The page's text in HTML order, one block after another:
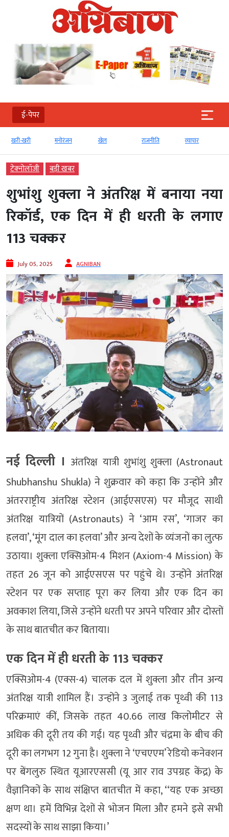
ई-पेपर
खरी-खरी मनोरंजन खेल राजनीति व्‍यापार
टेक्‍नोलॉजी बड़ी खबर
शुभांशु शुक्ला ने अंतरिक्ष में बनाया नया
रिकॉर्ड, एक दिन में ही धरती के लगाए
113 चक्कर
July 05, 2025 AGNIBAN
नई दिल्‍ली । अंतरिक्ष यात्री शुभांशु शुक्ला (Astronaut
Shubhanshu Shukla) ने शुक्रवार को कहा कि उन्होंने और
अंतरराष्ट्रीय अंतरिक्ष स्टेशन (आईएसएस) पर मौजूद साथी
अंतरिक्ष यात्रियों (Astronauts) ने ‘आम रस’, ‘गाजर का
हलवा’, ‘मूंग दाल का हलवा’ और अन्य देशों के व्यंजनों का लुत्फ
उठाया। शुक्ला एक्सिओम-4 मिशन (Axiom-4 Mission) के
तहत 26 जून को आईएसएस पर पहुंचे थे। उन्होंने अंतरिक्ष
स्टेशन पर एक सप्ताह पूरा कर लिया और एक दिन का
अवकाश लिया, जिसे उन्होंने धरती पर अपने परिवार और दोस्तों
के साथ बातचीत कर बिताया।
एक दिन में ही धरती के 113 चक्कर
एक्सिओम-4 (एक्स-4) चालक दल में शुक्ला और तीन अन्य
अंतरिक्ष यात्री शामिल हैं। उन्होंने 3 जुलाई तक पृथ्वी की 113
परिक्रमाएं कीं, जिसके तहत 40.66 लाख किलोमीटर से
अधिक की दूरी तय की गई। यह पृथ्वी और चंद्रमा के बीच की
दूरी का लगभग 12 गुना है। शुक्ला ने ‘एचएएम’ रेडियो कनेक्शन
पर बेंगलुरु स्थित यूआरएससी (यू आर राव उपग्रह केंद्र) के
वैज्ञानिकों के साथ संक्षिप्त बातचीत में कहा, ‘‘यह एक अच्छा
क्षण था। हमें विभिन्न देशों से भोजन मिला और हमने इसे सभी
सदस्यों के साथ साझा किया।’